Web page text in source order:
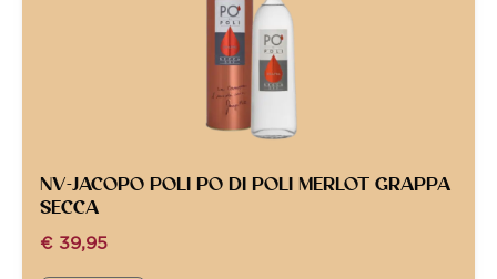
NV-JACOPO POLI PO DI POLI MERLOT GRAPPA
SECCA
€ 39,95